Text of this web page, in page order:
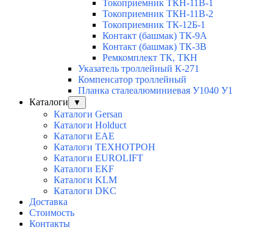
Токоприемник ТКН-11В-1
Токоприемник ТКН-11В-2
Токоприемник ТК-12Б-1
Контакт (башмак) ТК-9А
Контакт (башмак) ТК-3В
Ремкомплект ТК, ТКН
Указатель троллейный К-271
Компенсатор троллейный
Планка сталеалюминиевая У1040 У1
Каталоги
▼
Каталоги Gersan
Каталоги Holduct
Каталоги EAE
Каталоги ТЕХНОТРОН
Каталоги EUROLIFT
Каталоги EKF
Каталоги KLM
Каталоги DKC
Доставка
Стоимость
Контакты